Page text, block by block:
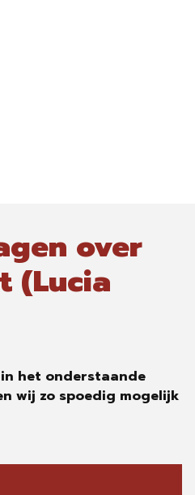
over
(Lucia
het onderstaande
wij zo spoedig mogelijk